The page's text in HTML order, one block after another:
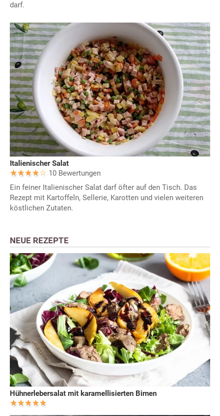
darf.
Italienischer Salat
10 Bewertungen
Ein feiner Italienischer Salat darf öfter auf den Tisch. Das
Rezept mit Kartoffeln, Sellerie, Karotten und vielen weiteren
köstlichen Zutaten.
NEUE REZEPTE
Hühnerlebersalat mit karamellisierten Birnen